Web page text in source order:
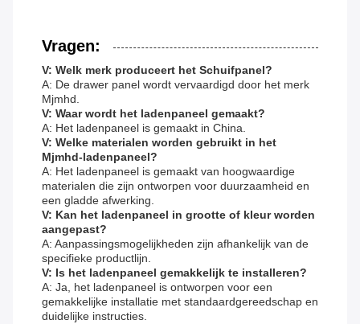
Vragen:
V: Welk merk produceert het Schuifpanel?
A: De drawer panel wordt vervaardigd door het merk
Mjmhd.
V: Waar wordt het ladenpaneel gemaakt?
A: Het ladenpaneel is gemaakt in China.
V: Welke materialen worden gebruikt in het
Mjmhd-ladenpaneel?
A: Het ladenpaneel is gemaakt van hoogwaardige
materialen die zijn ontworpen voor duurzaamheid en
een gladde afwerking.
V: Kan het ladenpaneel in grootte of kleur worden
aangepast?
A: Aanpassingsmogelijkheden zijn afhankelijk van de
specifieke productlijn.
V: Is het ladenpaneel gemakkelijk te installeren?
A: Ja, het ladenpaneel is ontworpen voor een
gemakkelijke installatie met standaardgereedschap en
duidelijke instructies.